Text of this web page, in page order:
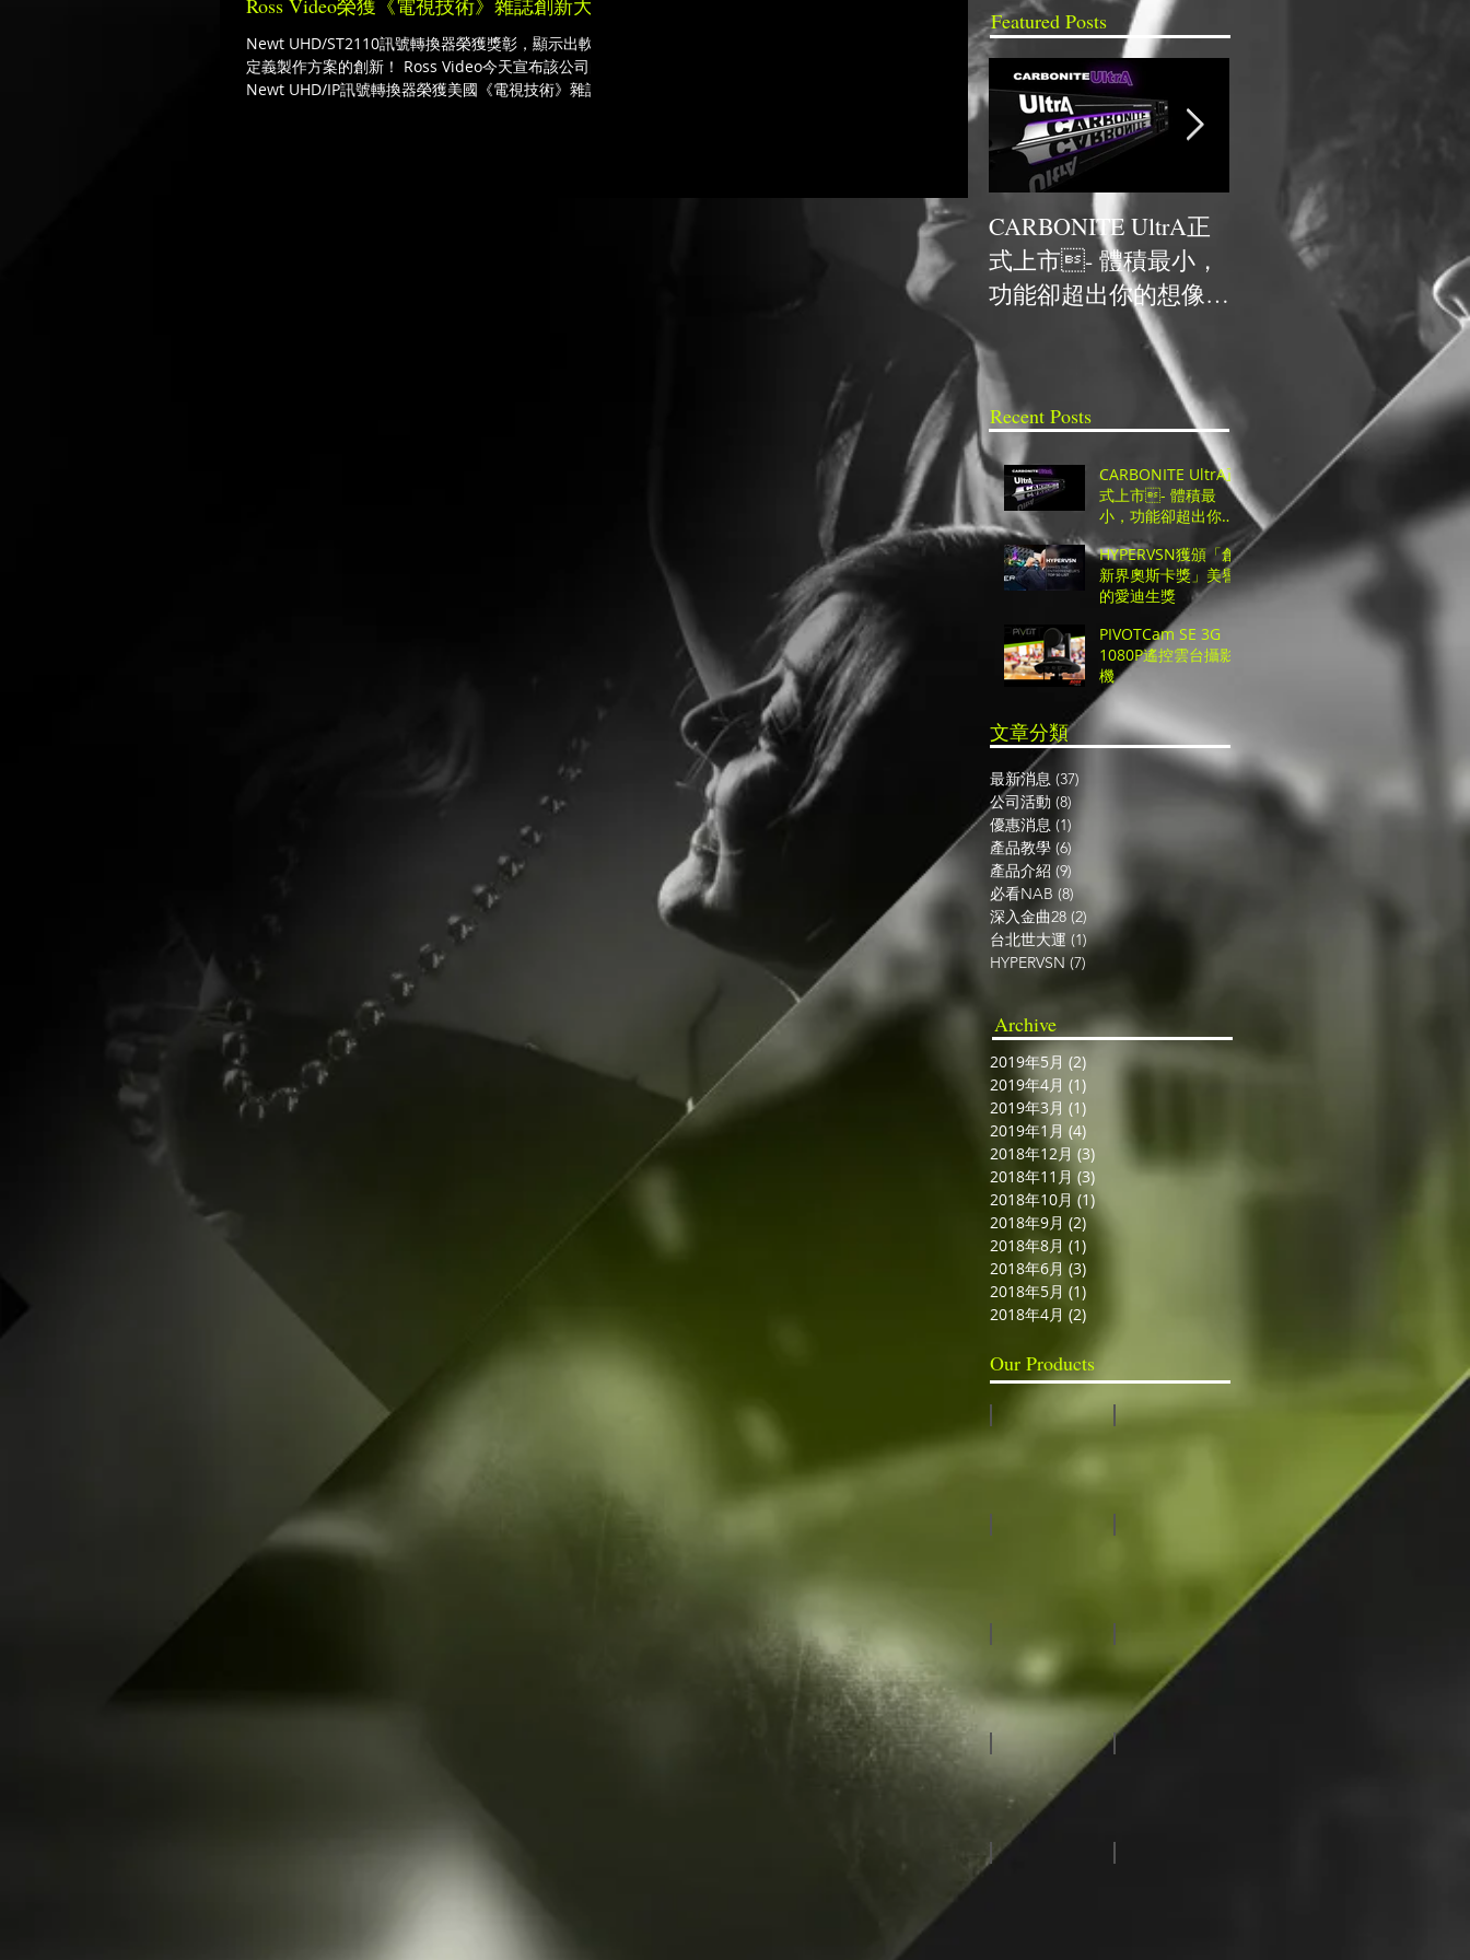
Ross Video榮獲《電視技術》雜誌創新大獎
Newt UHD/ST2110訊號轉換器榮獲獎彰，顯示出軟體
定義製作方案的創新！ Ross Video今天宣布該公司的
Newt UHD/IP訊號轉換器榮獲美國《電視技術》雜誌久
Featured Posts
CARBONITE UltrA正
式上市- 體積最小，
功能卻超出你的想像的
超高CP值UHD切換
台！
NCDR與HYPERVSN首
次合作，獲得最佳人氣
Recent Posts
CARBONITE UltrA正
式上市- 體積最
小，功能卻超出你的
切換台！
HYPERVSN獲頒「創
新界奧斯卡獎」美譽
的愛迪生獎
PIVOTCam SE 3G
1080P遙控雲台攝影
機
​文章分類
最新消息 (37)
公司活動 (8)
優惠消息 (1)
產品教學 (6)
產品介紹 (9)
必看NAB (8)
深入金曲28 (2) 2 篇文章
台北世大運 (1)1 篇文章
HYPERVSN (7)
Archive
2019年5月 (2)
2019年4月 (1)
2019年3月 (1)
2019年1月 (4)
2018年12月 (3) 3 篇文章
2018年11月 (3) 3 篇文章
2018年10月 (1)
2018年9月 (2)
2018年8月 (1)
2018年6月 (3)
2018年5月 (1)
2018年4月 (2)
Our Products
視/音頻路由器